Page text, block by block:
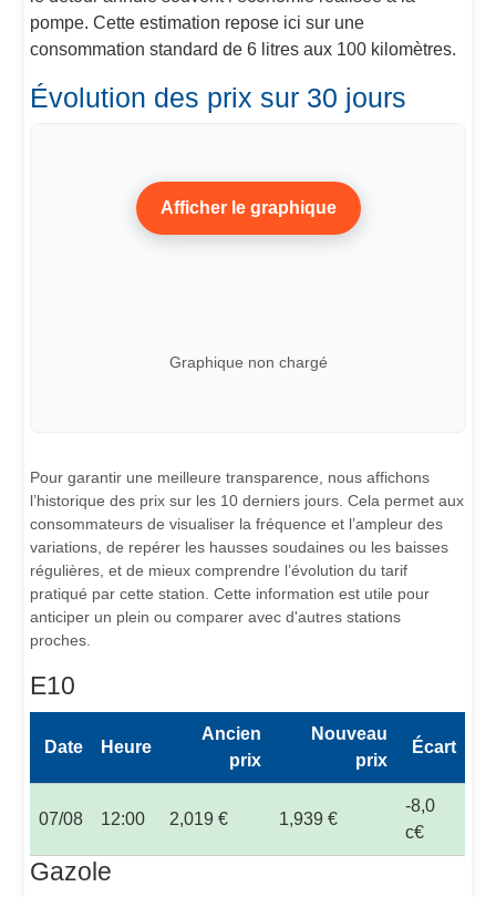
pompe. Cette estimation repose ici sur une
consommation standard de 6 litres aux 100 kilomètres.
Évolution des prix sur 30 jours
Afficher le graphique
Graphique non chargé
Pour garantir une meilleure transparence, nous affichons
l’historique des prix sur les 10 derniers jours. Cela permet aux
consommateurs de visualiser la fréquence et l’ampleur des
variations, de repérer les hausses soudaines ou les baisses
régulières, et de mieux comprendre l’évolution du tarif
pratiqué par cette station. Cette information est utile pour
anticiper un plein ou comparer avec d'autres stations
proches.
E10
Date Heure
Ancien
prix
Nouveau
prix
Écart
07/08 12:00 2,019 € 1,939 €
-8,0
c€
Gazole